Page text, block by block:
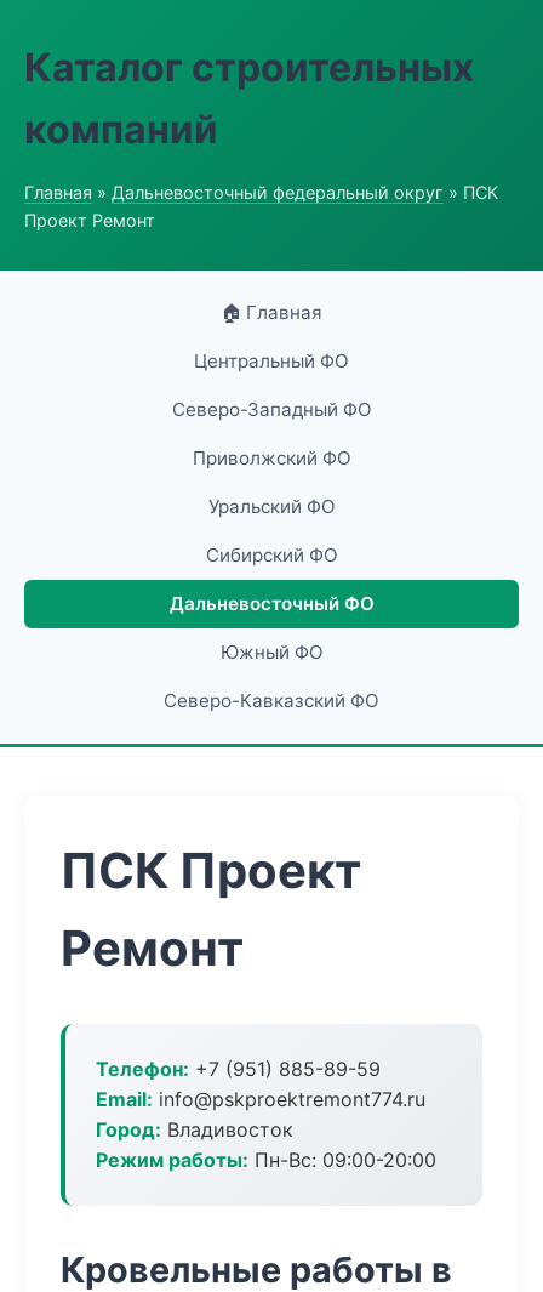
Каталог строительных
компаний
Главная » Дальневосточный федеральный округ » ПСК
Проект Ремонт
🏠 Главная
Центральный ФО
Северо-Западный ФО
Приволжский ФО
Уральский ФО
Сибирский ФО
Дальневосточный ФО
Южный ФО
Северо-Кавказский ФО
ПСК Проект
Ремонт
Телефон: +7 (951) 885-89-59
Email: info@pskproektremont774.ru
Город: Владивосток
Режим работы: Пн-Вс: 09:00-20:00
Кровельные работы в